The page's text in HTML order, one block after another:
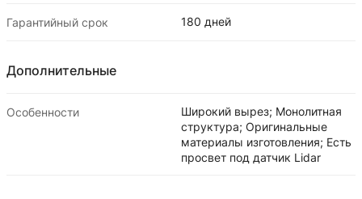
Гарантийный срок 180 дней
Дополнительные
Особенности
Широкий вырез; Монолитная
структура; Оригинальные
материалы изготовления; Есть
просвет под датчик Lidar